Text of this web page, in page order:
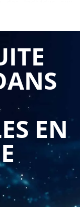
différents doivent
des objectifs
et adoptent
les conflits larvés
le climat de travail,
et détournant une
vers des
collective.
: gérer
permet aux
les manifestations
une grille
conflictuelles. Ce
EN